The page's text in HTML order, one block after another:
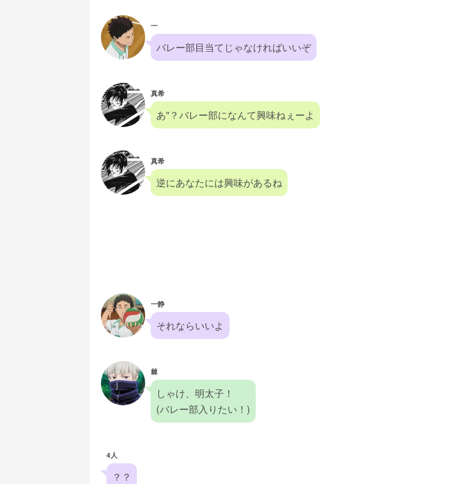
一
バレー部目当てじゃなければいいぞ
真希
あ"？バレー部になんて興味ねぇーよ
真希
逆にあなたには興味があるね
一静
それならいいよ
棘
しゃけ、明太子！
(バレー部入りたい！)
4人
？？